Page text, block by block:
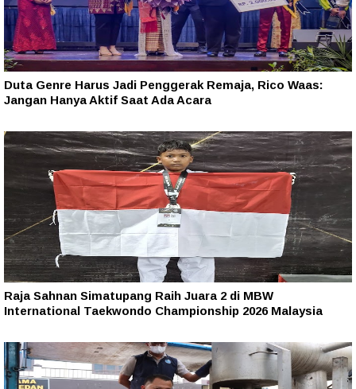
Duta Genre Harus Jadi Penggerak Remaja, Rico Waas:
Jangan Hanya Aktif Saat Ada Acara
Raja Sahnan Simatupang Raih Juara 2 di MBW
International Taekwondo Championship 2026 Malaysia